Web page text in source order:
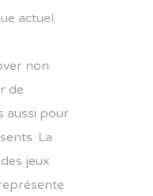
actuel
non
de
aussi pour
La
jeux